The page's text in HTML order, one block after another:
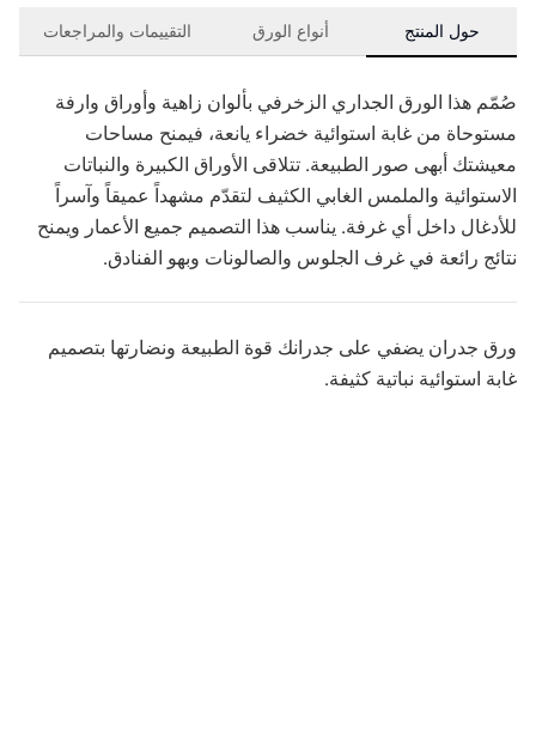
حول المنتج أنواع الورق التقييمات والمراجعات
صُمّم هذا الورق الجداري الزخرفي بألوان زاهية وأوراق وارفة
مستوحاة من غابة استوائية خضراء يانعة، فيمنح مساحات
معيشتك أبهى صور الطبيعة. تتلاقى الأوراق الكبيرة والنباتات
الاستوائية والملمس الغابي الكثيف لتقدّم مشهداً عميقاً وآسراً
للأدغال داخل أي غرفة. يناسب هذا التصميم جميع الأعمار ويمنح
نتائج رائعة في غرف الجلوس والصالونات وبهو الفنادق.
ورق جدران يضفي على جدرانك قوة الطبيعة ونضارتها بتصميم
غابة استوائية نباتية كثيفة.